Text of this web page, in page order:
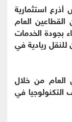
استثمارية
العام
بجودة الخدمات
للنقل ريادية في
العام من خلال
في